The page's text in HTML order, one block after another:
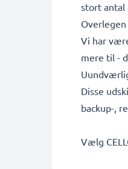
stort antal
Vi har
mere til -
Disse
backup-,
Vælg